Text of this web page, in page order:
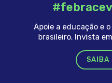
Apoie a educação e
brasileiro. Invista
SAIBA